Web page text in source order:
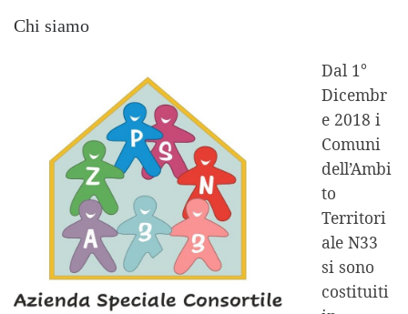
Chi siamo
Dal 1°
Dicembr
e 2018 i
Comuni
dell’Ambi
to
Territori
ale N33
si sono
costituiti